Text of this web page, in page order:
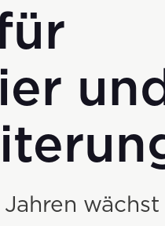
Ingenieur-
auf kununu
wächst